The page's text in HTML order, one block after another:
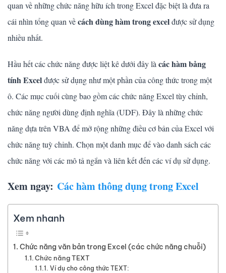
quan về những chức năng hữu ích trong Excel đặc biệt là đưa ra
cái nhìn tổng quan vềcách dùng hàm trong excelđược sử dụng
nhiều nhất.
Hầu hết các chức năng được liệt kê dưới đây là các hàm bảng
tính Excelđược sử dụng như một phần của công thức trong một
ô. Các mục cuối cùng bao gồm các chức năng Excel tùy chỉnh,
chức năng người dùng định nghĩa (UDF). Đây là những chức
năng dựa trên VBA để mở rộng những điều cơ bản của Excel với
chức năng tuỳ chỉnh. Chọn một danh mục để vào danh sách các
chức năng với các mô tả ngắn và liên kết đến các ví dụ sử dụng.
Xem ngay: Các hàm thông dụng trong Excel
Xem nhanh
Chức năng văn bản trong Excel (các chức năng chuỗi)
Chức năng TEXT
Ví dụ cho công thức TEXT: